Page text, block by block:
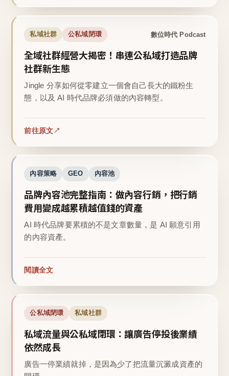
私域社群 公私域閉環 數位時代 Podcast
全域社群經營大揭密！串連公私域打造品牌
社群新生態
Jingle 分享如何從零建立一個會自己長大的鐵粉生
態，以及 AI 時代品牌必須做的內容轉型。
前往原文
內容策略 GEO 內容池
品牌內容池完整指南：做內容行銷，把行銷
費用變成越累積越值錢的資產
AI 時代品牌要累積的不是文章數量，是 AI 願意引用
的內容資產。
閱讀全文
公私域閉環 私域社群
私域流量與公私域閉環：讓廣告停投後業績
依然成長
廣告一停業績就掉，是因為少了把流量沉澱成資產的